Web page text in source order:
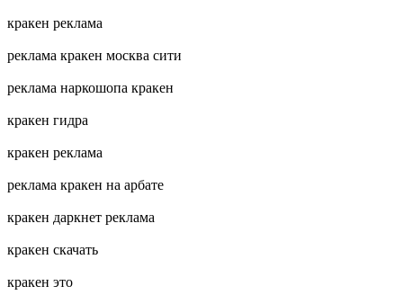
кракен реклама
реклама кракен москва сити
реклама наркошопа кракен
кракен гидра
кракен реклама
реклама кракен на арбате
кракен даркнет реклама
кракен скачать
кракен это